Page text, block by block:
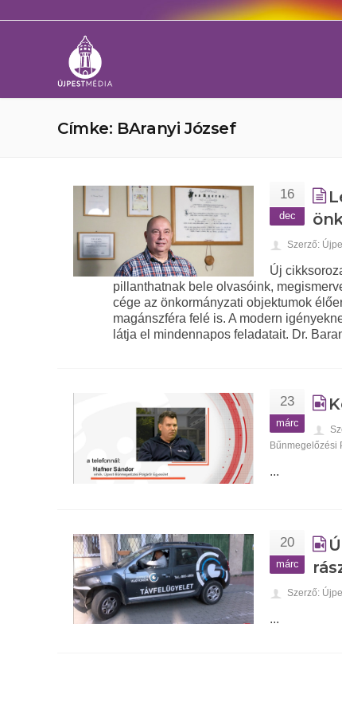
Címke: BAranyi József
16
dec
Szerző:
Új
pillanthatnak bele olvasóink,
cége az önkormányzati objektumok
magánszféra felé is. A modern
látja el mindennapos feladatait. Dr.
23
márc
Bűnmegelőzési
...
20
márc
Szerző:
...